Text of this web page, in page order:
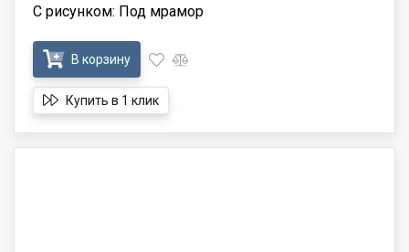
С рисунком: Под мрамор
В корзину
Купить в 1 клик